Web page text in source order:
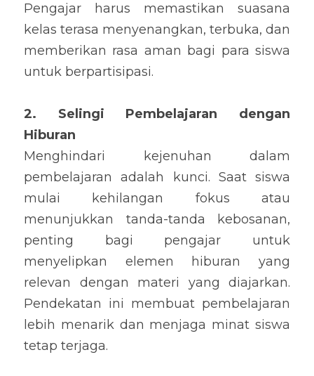
Pengajar harus memastikan suasana
kelas terasa menyenangkan, terbuka, dan
memberikan rasa aman bagi para siswa
untuk berpartisipasi.
2. Selingi Pembelajaran dengan
Hiburan
Menghindari kejenuhan dalam
pembelajaran adalah kunci. Saat siswa
mulai kehilangan fokus atau
menunjukkan tanda-tanda kebosanan,
penting bagi pengajar untuk
menyelipkan elemen hiburan yang
relevan dengan materi yang diajarkan.
Pendekatan ini membuat pembelajaran
lebih menarik dan menjaga minat siswa
tetap terjaga.